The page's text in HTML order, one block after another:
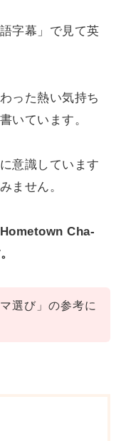
字幕」で見て英
った熱い気持ち
いています。
意識しています
ません。
Cha-
選び」の参考に